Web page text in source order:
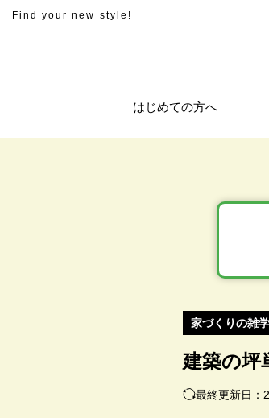
Find your new style!
はじめての方へ
家づくりの雑学
建築の坪
最終更新日：